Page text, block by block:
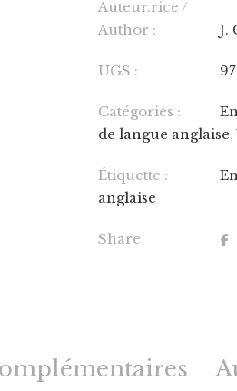
Auteur.rice /
Author :
J.
UGS :
Catégories :
de langue anglaise,
Étiquette :
anglaise
Share